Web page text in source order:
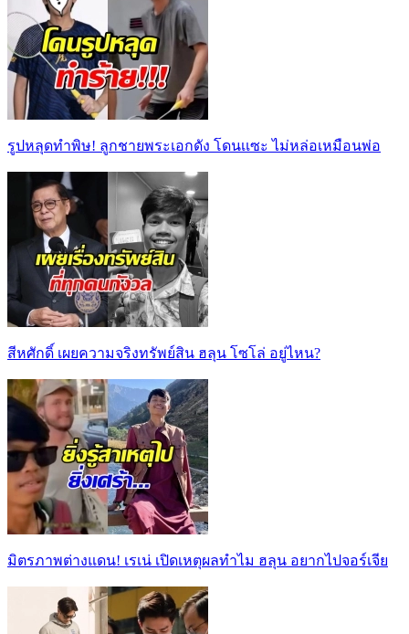
รูปหลุดทำพิษ! ลูกชายพระเอกดัง โดนเเซะ ไม่หล่อเหมือนพ่อ
สีหศักดิ์ เผยความจริงทรัพย์สิน ฮลุน โซโล่ อยู่ไหน?
มิตรภาพต่างแดน! เรเน่ เปิดเหตุผลทำไม ฮลุน อยากไปจอร์เจีย